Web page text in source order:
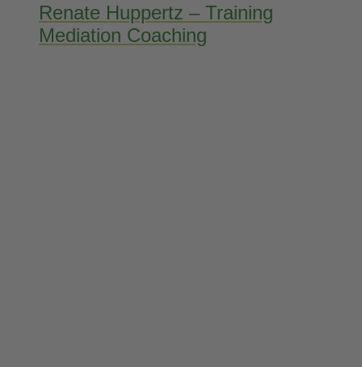
Renate Huppertz – Training
Mediation Coaching